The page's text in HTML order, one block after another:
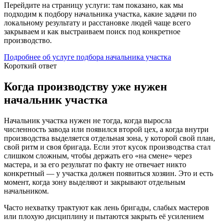
Перейдите на страницу услуги: там показано, как мы
подходим к подбору начальника участка, какие задачи по
локальному результату и расстановке людей чаще всего
закрываем и как выстраиваем поиск под конкретное
производство.
Подробнее об услуге подбора начальника участка
Короткий ответ
Когда производству уже нужен
начальник участка
Начальник участка нужен не тогда, когда выросла
численность завода или появился второй цех, а когда внутри
производства выделяется отдельная зона, у которой свой план,
свой ритм и своя бригада. Если этот кусок производства стал
слишком сложным, чтобы держать его «на смене» через
мастера, и за его результат по факту не отвечает никто
конкретный — у участка должен появиться хозяин. Это и есть
момент, когда зону выделяют и закрывают отдельным
начальником.
Часто нехватку трактуют как лень бригады, слабых мастеров
или плохую дисциплину и пытаются закрыть её усилением